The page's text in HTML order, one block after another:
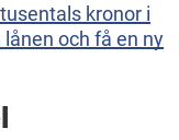
kronor i
och få en ny